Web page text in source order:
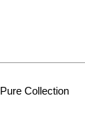
Pure Collection